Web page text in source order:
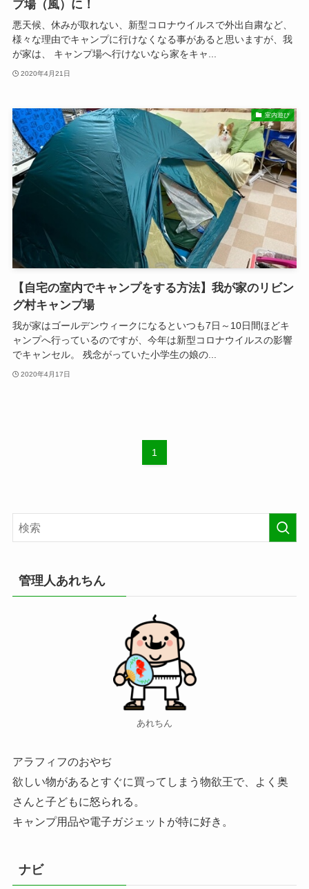
プ場（風）に！
悪天候、休みが取れない、新型コロナウイルスで外出自粛など、
様々な理由でキャンプに行けなくなる事があると思いますが、我
が家は、 キャンプ場へ行けないなら家をキャ...
2020年4月21日
室内遊び
【自宅の室内でキャンプをする方法】我が家のリビン
グ村キャンプ場
我が家はゴールデンウィークになるといつも7日～10日間ほどキ
ャンプへ行っているのですが、今年は新型コロナウイルスの影響
でキャンセル。 残念がっていた小学生の娘の...
2020年4月17日
1
管理人あれちん
あれちん
アラフィフのおやぢ
欲しい物があるとすぐに買ってしまう物欲王で、よく奥
さんと子どもに怒られる。
キャンプ用品や電子ガジェットが特に好き。
ナビ